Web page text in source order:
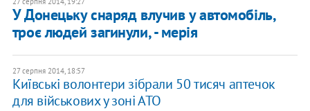
У Донецьку снаряд влучив у автомобіль,
троє людей загинули, - мерія
27 серпня 2014, 18:57
Київські волонтери зібрали 50 тисяч аптечок
для військових у зоні АТО